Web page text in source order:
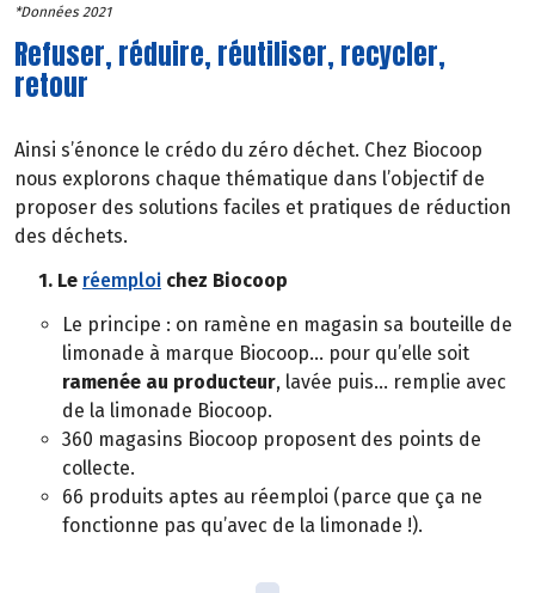
*Données 2021
Refuser, réduire, réutiliser, recycler,
retour
Ainsi s’énonce le crédo du zéro déchet. Chez Biocoop
nous explorons chaque thématique dans l’objectif de
proposer des solutions faciles et pratiques de réduction
des déchets.
1. Le réemploi chez Biocoop
Le principe : on ramène en magasin sa bouteille de
limonade à marque Biocoop… pour qu’elle soit
ramenée au producteur, lavée puis… remplie avec
de la limonade Biocoop.
360 magasins Biocoop proposent des points de
collecte.
66 produits aptes au réemploi (parce que ça ne
fonctionne pas qu’avec de la limonade !).